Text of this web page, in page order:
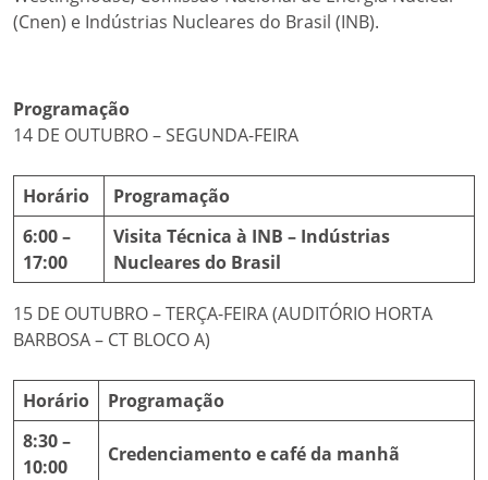
(Cnen) e Indústrias Nucleares do Brasil (INB).
Programação
14 DE OUTUBRO – SEGUNDA-FEIRA
Horário
Programação
6:00 –
17:00
Visita Técnica à INB – Indústrias
Nucleares do Brasil
15 DE OUTUBRO – TERÇA-FEIRA (AUDITÓRIO HORTA
BARBOSA – CT BLOCO A)
Horário
Programação
8:30 –
10:00
Credenciamento e café da manhã